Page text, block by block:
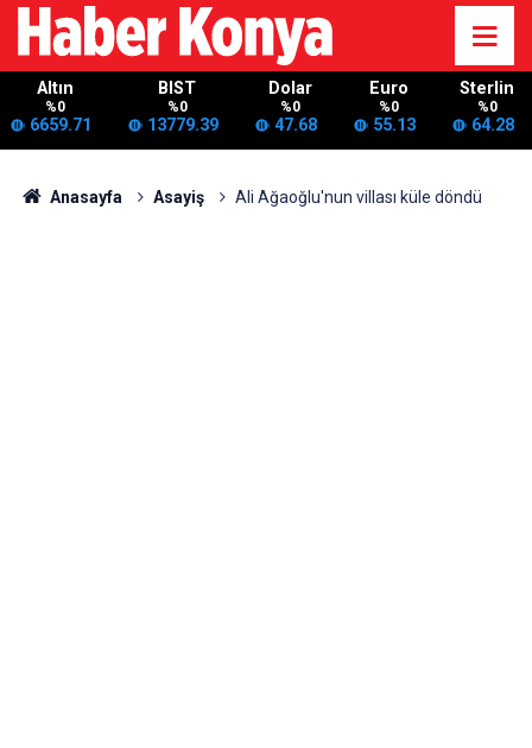
Altın
%0
6659.71
BIST
%0
13779.39
Dolar
%0
47.68
Euro
%0
55.13
Sterlin
%0
64.28
Anasayfa Asayiş Ali Ağaoğlu'nun villası küle döndü